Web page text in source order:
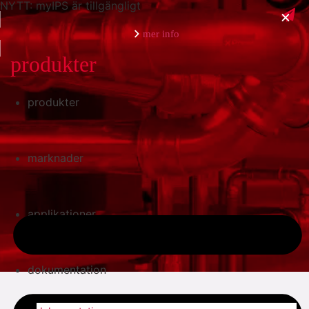
NYTT: myIPS är tillgängligt
mer info
stäng
produkter
marknader
applikationer
dokumentation
produkter